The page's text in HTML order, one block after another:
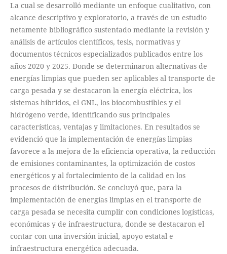
La cual se desarrolló mediante un enfoque cualitativo, con
alcance descriptivo y exploratorio, a través de un estudio
netamente bibliográfico sustentado mediante la revisión y
análisis de artículos científicos, tesis, normativas y
documentos técnicos especializados publicados entre los
años 2020 y 2025. Donde se determinaron alternativas de
energías limpias que pueden ser aplicables al transporte de
carga pesada y se destacaron la energía eléctrica, los
sistemas híbridos, el GNL, los biocombustibles y el
hidrógeno verde, identificando sus principales
características, ventajas y limitaciones. En resultados se
evidenció que la implementación de energías limpias
favorece a la mejora de la eficiencia operativa, la reducción
de emisiones contaminantes, la optimización de costos
energéticos y al fortalecimiento de la calidad en los
procesos de distribución. Se concluyó que, para la
implementación de energías limpias en el transporte de
carga pesada se necesita cumplir con condiciones logísticas,
económicas y de infraestructura, donde se destacaron el
contar con una inversión inicial, apoyo estatal e
infraestructura energética adecuada.